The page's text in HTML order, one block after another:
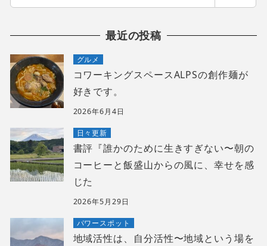
索
最近の投稿
グルメ
コワーキングスペースALPSの創作麺が
好きです。
2026年6月4日
日々更新
書評『誰かのために生きすぎない〜朝の
コーヒーと飯盛山からの風に、幸せを感
じた
2026年5月29日
パワースポット
地域活性は、自分活性〜地域という場を